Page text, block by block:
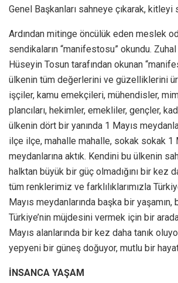
Genel Başkanları sahneye çıkarak, kitleyi
Ardından mitinge öncülük eden meslek
sendikaların “manifestosu” okundu.
Hüseyin Tosun tarafından okunan
ülkenin tüm değerlerini ve güzelliklerini
işçiler, kamu emekçileri, mühendisler,
plancıları, hekimler, emekliler, gençler,
ülkenin dört bir yanında 1 Mayıs
ilçe ilçe, mahalle mahalle, sokak sokak 1
meydanlarına aktık. Kendini bu ülkenin
halktan büyük bir güç olmadığını bir kez
tüm renklerimiz ve farklılıklarımızla
Mayıs meydanlarında başka bir yaşamın,
Türkiye’nin müjdesini vermek için bir
Mayıs alanlarında bir kez daha tanık
yepyeni bir güneş doğuyor, mutlu bir
İNSANCA YAŞAM